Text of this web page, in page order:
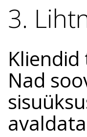
3.
Nad